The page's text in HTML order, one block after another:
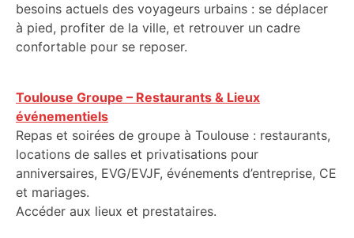
besoins actuels des voyageurs urbains : se déplacer
à pied, profiter de la ville, et retrouver un cadre
confortable pour se reposer.
Toulouse Groupe – Restaurants & Lieux
événementiels
Repas et soirées de groupe à Toulouse : restaurants,
locations de salles et privatisations pour
anniversaires, EVG/EVJF, événements d’entreprise, CE
et mariages.
Accéder aux lieux et prestataires.